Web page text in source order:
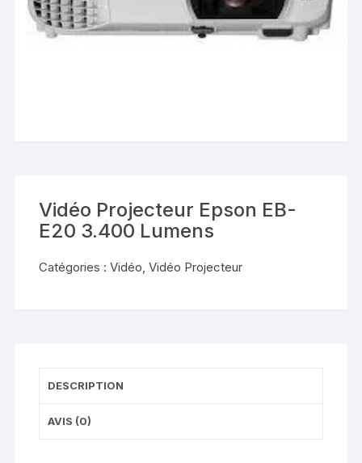
Vidéo Projecteur Epson EB-
E20 3.400 Lumens
Catégories :Vidéo,Vidéo Projecteur
DESCRIPTION
AVIS (0)